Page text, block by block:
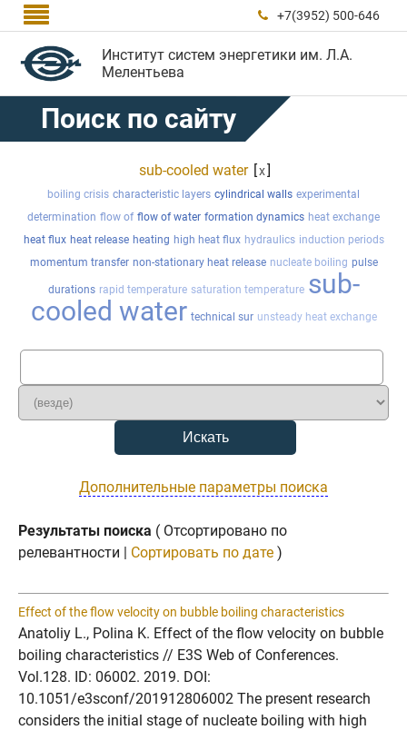
  +7(3952) 500-646
Институт систем энергетики им. Л.А.
Мелентьева
Поиск по сайту
sub-cooled water [x]
boiling crisis characteristic layers cylindrical walls experimental
determination flow of flow of water formation dynamics heat exchange
heat flux heat release heating high heat flux hydraulics induction periods
momentum transfer non-stationary heat release nucleate boiling pulse
durations rapid temperature saturation temperature sub-
cooled water technical sur unsteady heat exchange
Дополнительные параметры поиска
Результаты поиска ( Отсортировано по
релевантности | Сортировать по дате )
Effect of the flow velocity on bubble boiling characteristics
Anatoliy L., Polina K. Effect of the flow velocity on bubble
boiling characteristics // E3S Web of Conferences.
Vol.128. ID: 06002. 2019. DOI:
10.1051/e3sconf/201912806002 The present research
considers the initial stage of nucleate boiling with high